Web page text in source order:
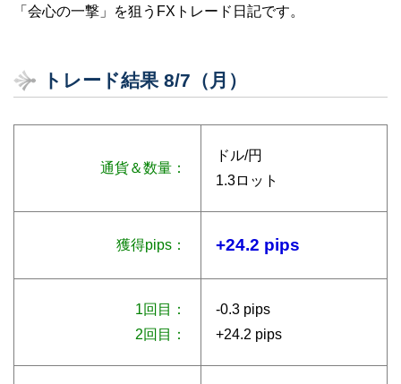
「会心の一撃」を狙うFXトレード日記です。
トレード結果 8/7（月）
通貨＆数量：
ドル/円
1.3ロット
獲得pips： +24.2 pips
1回目：
2回目：
-0.3 pips
+24.2 pips